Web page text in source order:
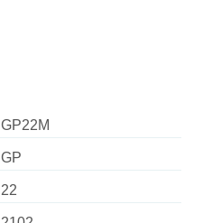
GP22M
GP
22